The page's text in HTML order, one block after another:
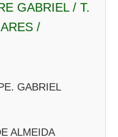
GABRIEL / T.
/
GABRIEL
ALMEIDA